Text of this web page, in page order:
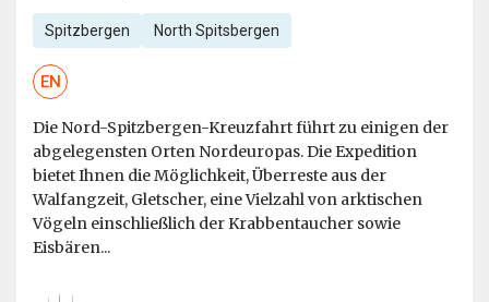
Spitzbergen North Spitsbergen
EN
Die Nord-Spitzbergen-Kreuzfahrt führt zu einigen der
abgelegensten Orten Nordeuropas. Die Expedition
bietet Ihnen die Möglichkeit, Überreste aus der
Walfangzeit, Gletscher, eine Vielzahl von arktischen
Vögeln einschließlich der Krabbentaucher sowie
Eisbären...